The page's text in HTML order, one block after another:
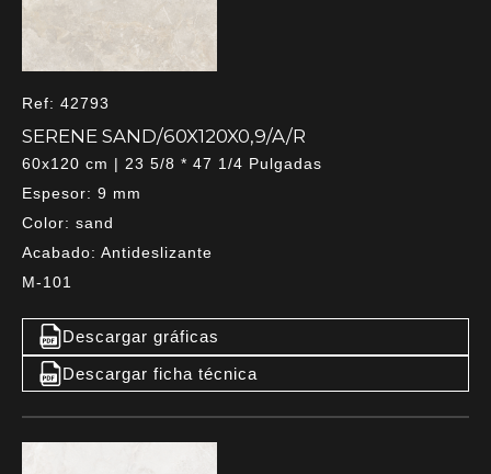
Ref: 42793
SERENE SAND/60X120X0,9/A/R
60x120 cm | 23 5/8 * 47 1/4 Pulgadas
Espesor: 9 mm
Color: sand
Acabado: Antideslizante
M-101
Descargar gráficas
Descargar ficha técnica